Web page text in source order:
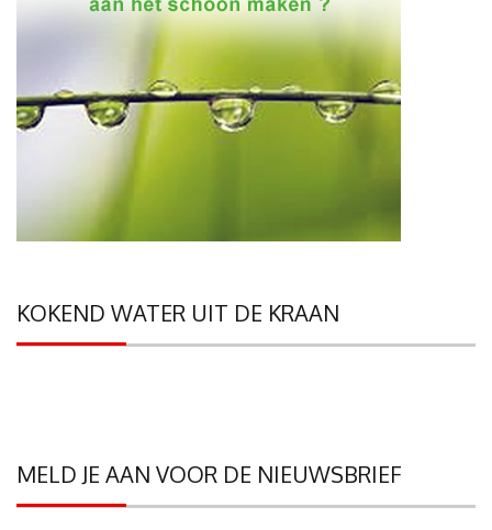
KOKEND WATER UIT DE KRAAN
MELD JE AAN VOOR DE NIEUWSBRIEF